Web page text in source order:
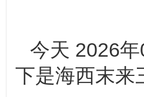
今天 2026
下是海西末来